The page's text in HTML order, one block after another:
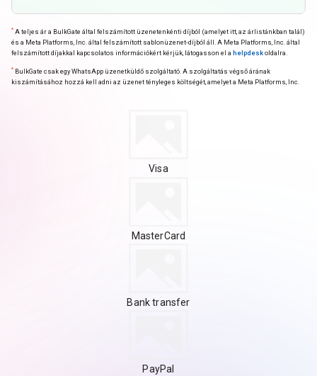
* A teljes ár a BulkGate által felszámított üzenetenkénti díjból (amelyet itt, az árlistánkban talál)
és a Meta Platforms, Inc. által felszámított sablonüzenet-díjból áll. A Meta Platforms, Inc. által
felszámított díjakkal kapcsolatos információkért kérjük, látogasson el a helpdeskoldalra.
* BulkGate csak egy WhatsApp üzenetküldő szolgáltató. A szolgáltatás végső árának
kiszámításához hozzá kell adni az üzenet tényleges költségét, amelyet a Meta Platforms, Inc.
Visa
MasterCard
Bank transfer
PayPal